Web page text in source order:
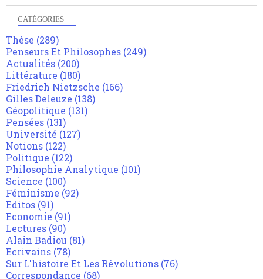
CATÉGORIES
Thèse (289)
Penseurs Et Philosophes (249)
Actualités (200)
Littérature (180)
Friedrich Nietzsche (166)
Gilles Deleuze (138)
Géopolitique (131)
Pensées (131)
Université (127)
Notions (122)
Politique (122)
Philosophie Analytique (101)
Science (100)
Féminisme (92)
Editos (91)
Economie (91)
Lectures (90)
Alain Badiou (81)
Ecrivains (78)
Sur L'histoire Et Les Révolutions (76)
Correspondance (68)